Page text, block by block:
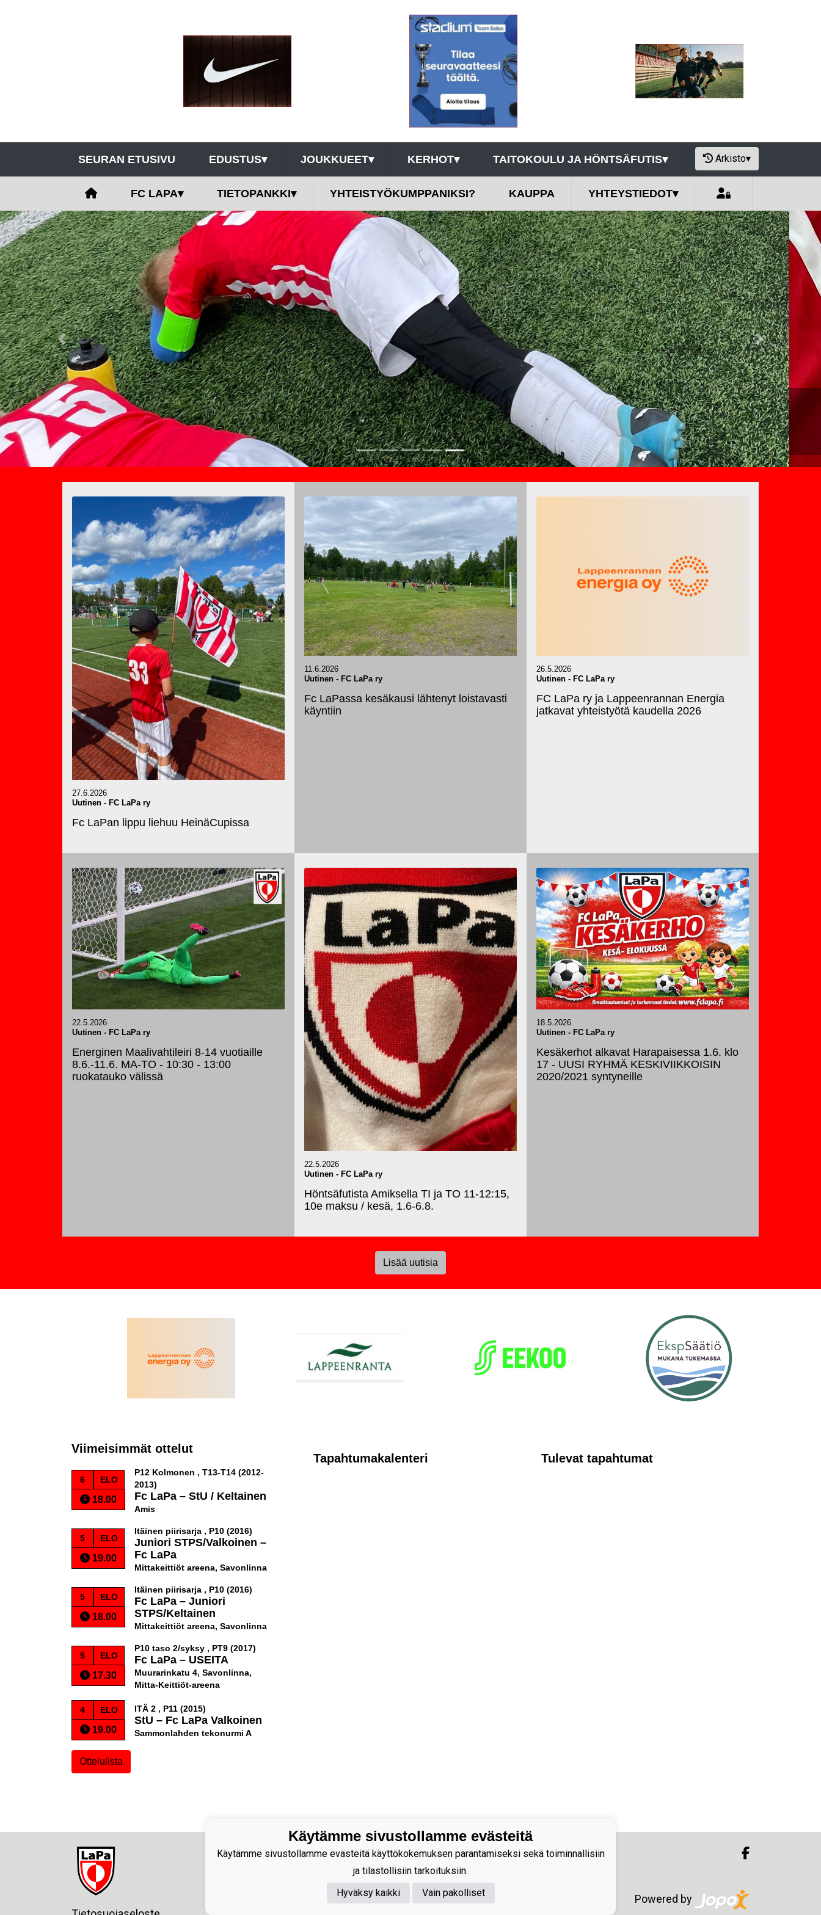
SEURAN ETUSIVU EDUSTUS▾ JOUKKUEET▾ KERHOT▾ TAITOKOULU JA HÖNTSÄFUTIS▾ Arkisto▾
FC LAPA▾ TIETOPANKKI▾ YHTEISTYÖKUMPPANIKSI? KAUPPA YHTEYSTIEDOT▾
Liity FC LaPaan Join FC LaPa
FC LaPaan mahtuu uusia pelaajia eri joukkueisiin. Katso oman ikäluokkasi joukkueen sivuilta yhteystiedot ja tule mukaan... FC
LaPa can accommodate new players in different teams. Ask for contact information lapajuniorit@gmail.com
Previous Next
27.6.2026
Uutinen - FC LaPa ry
Fc LaPan lippu liehuu HeinäCupissa
11.6.2026
Uutinen - FC LaPa ry
Fc LaPassa kesäkausi lähtenyt loistavasti
käyntiin
26.5.2026
Uutinen - FC LaPa ry
FC LaPa ry ja Lappeenrannan Energia
jatkavat yhteistyötä kaudella 2026
22.5.2026
Uutinen - FC LaPa ry
Energinen Maalivahtileiri 8-14 vuotiaille
8.6.-11.6. MA-TO - 10:30 - 13:00
ruokatauko välissä
22.5.2026
Uutinen - FC LaPa ry
Höntsäfutista Amiksella TI ja TO 11-12:15,
10e maksu / kesä, 1.6-6.8.
18.5.2026
Uutinen - FC LaPa ry
Kesäkerhot alkavat Harapaisessa 1.6. klo
17 - UUSI RYHMÄ KESKIVIIKKOISIN
2020/2021 syntyneille
Lisää uutisia
Viimeisimmät ottelut
6 ELO
18.00
P12 Kolmonen , T13-T14 (2012-
2013)
Fc LaPa– StU / Keltainen
Amis
5 ELO
19.00
Itäinen piirisarja , P10 (2016)
Juniori STPS/Valkoinen –
Fc LaPa
Mittakeittiöt areena, Savonlinna
5 ELO
18.00
Itäinen piirisarja , P10 (2016)
Fc LaPa– Juniori
STPS/Keltainen
Mittakeittiöt areena, Savonlinna
5 ELO
17.30
P10 taso 2/syksy , PT9 (2017)
Fc LaPa– USEITA
Muurarinkatu 4, Savonlinna,
Mitta-Keittiöt-areena
4 ELO
19.00
ITÄ 2 , P11 (2015)
StU – Fc LaPa Valkoinen
Sammonlahden tekonurmi A
Ottelulista
Tapahtumakalenteri Tulevat tapahtumat
Fc LaPa ry
sposti:lapajuniorit@gmail.com
Pormestarinkatu 6 2 krs.
Powered by
Käytämme sivustollamme evästeitä
Käytämme sivustollamme evästeitä käyttökokemuksen parantamiseksi sekä toiminnallisiin
ja tilastollisiin tarkoituksiin.
Hyväksy kaikki
Vain pakolliset